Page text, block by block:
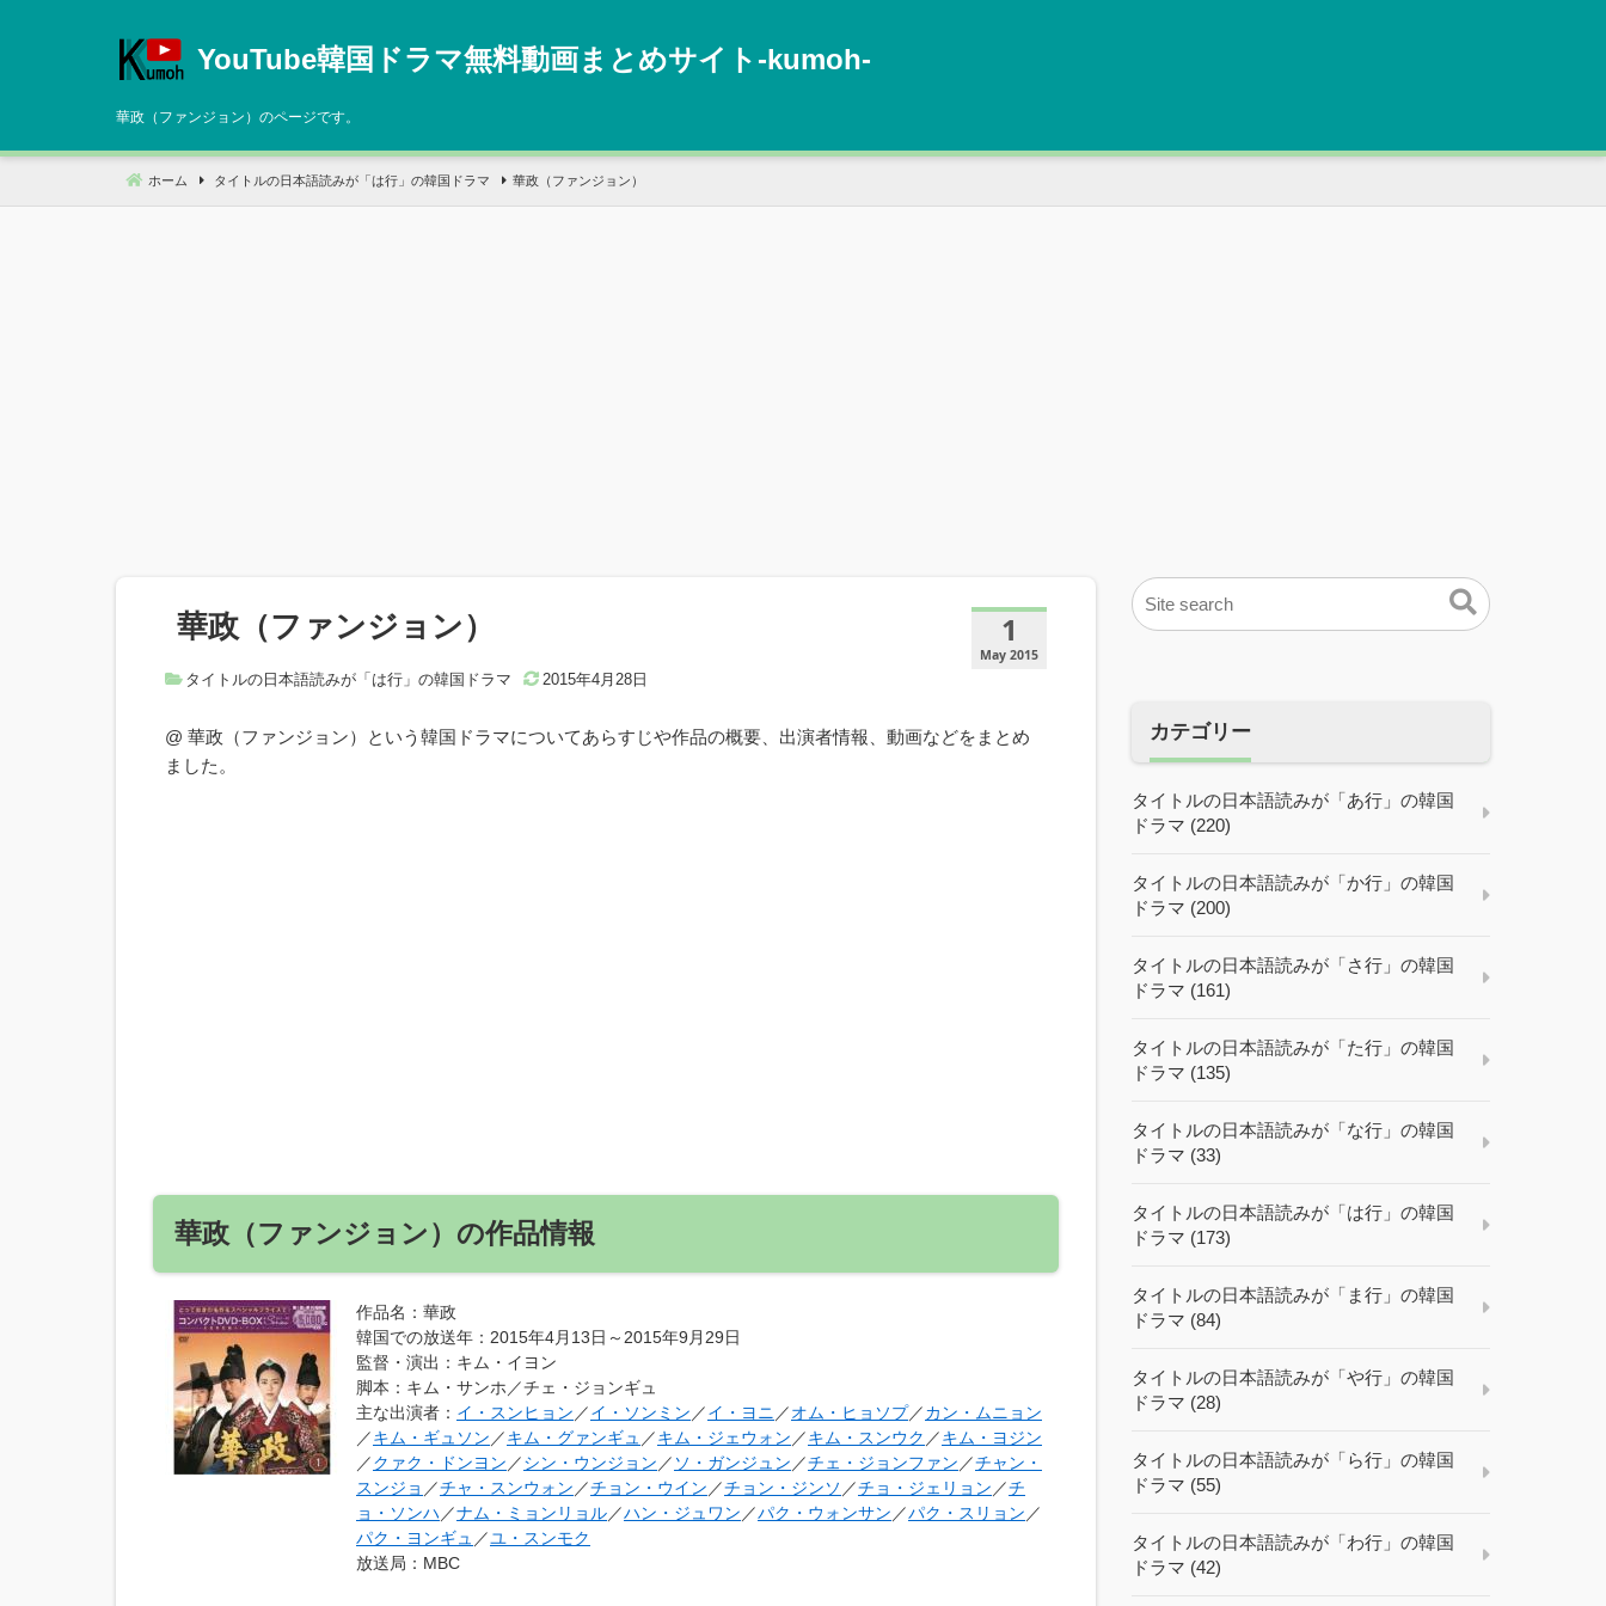
へ
動
YouTube韓国ドラマ無料動画まとめサイト‐kumoh‐
華政（ファンジョン）のページです。
ホーム タイトルの日本語読みが「は行」の韓国ドラマ 華政（ファンジョン）
1
May 2015
華政（ファンジョン）
タイトルの日本語読みが「は行」の韓国ドラマ 2015年4月28日
@ 華政（ファンジョン）という韓国ドラマについてあらすじや作品の概要、出演者情報、動画などをまとめ
ました。
華政（ファンジョン）の作品情報
作品名 ：華政
韓国での放送年 ：2015年4月13日～2015年9月29日
監督・演出 ：キム・イヨン
脚本 ：キム・サンホ／チェ・ジョンギュ
主な出演者 ： イ・スンヒョン ／イ・ソンミン ／イ・ヨニ ／オム・ヒョソプ／カン・ムニョン
／キム・ギュソン ／キム・グァンギュ ／キム・ジェウォン ／キム・スンウク ／キム・ヨジン
／クァク・ドンヨン ／シン・ウンジョン ／ ソ・ガンジュン ／チェ・ジョンファン ／チャン・
スンジョ ／チャ・スンウォン ／チョン・ウイン ／チョン・ジンソ ／チョ・ジェリョン ／チ
ョ・ソンハ ／ナム・ミョンリョル／ハン・ジュワン ／パク・ウォンサン ／パク・スリョン ／
パク・ヨンギュ ／ユ・スンモク
放送局 ：MBC
カテゴリー
タイトルの日本語読みが「あ行」の韓国
ドラマ (220)
タイトルの日本語読みが「か行」の韓国
ドラマ (200)
タイトルの日本語読みが「さ行」の韓国
ドラマ (161)
タイトルの日本語読みが「た行」の韓国
ドラマ (135)
タイトルの日本語読みが「な行」の韓国
ドラマ (33)
タイトルの日本語読みが「は行」の韓国
ドラマ (173)
タイトルの日本語読みが「ま行」の韓国
ドラマ (84)
タイトルの日本語読みが「や行」の韓国
ドラマ (28)
タイトルの日本語読みが「ら行」の韓国
ドラマ (55)
タイトルの日本語読みが「わ行」の韓国
ドラマ (42)